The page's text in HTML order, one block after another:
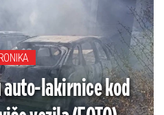
auto-lakirnice kod